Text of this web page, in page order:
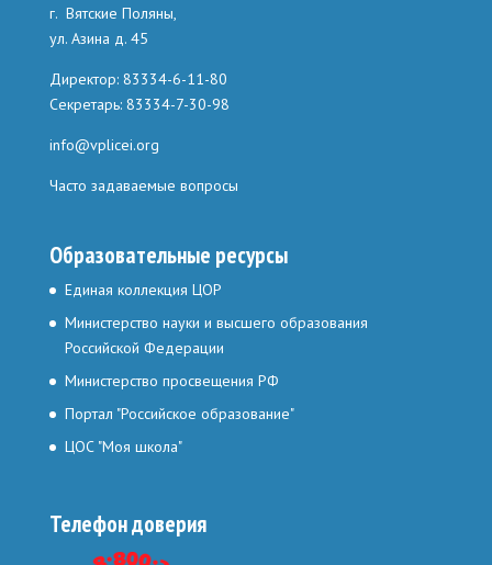
г. Вятские Поляны,
ул. Азина д. 45
Директор: 83334-6-11-80
Секретарь: 83334-7-30-98
info@vplicei.org
Часто задаваемые вопросы
Образовательные ресурсы
Единая коллекция ЦОР
Министерство науки и высшего образования
Российской Федерации
Министерство просвещения РФ
Портал "Российское образование"
ЦОС "Моя школа"
Телефон доверия